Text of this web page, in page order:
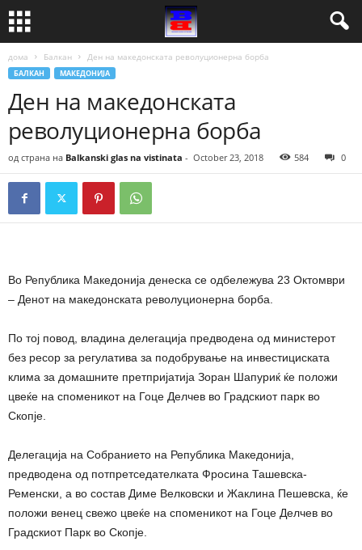
дома Балкан Ден на македонската револуционерна борба
БАЛКАН МАКЕДОНИЈА
Ден на македонската
револуционерна борба
од страна на Balkanski glas na vistinata - October 23, 2018 584 0
Во Република Македонија денеска се одбележува 23 Октомври
– Денот на македонската револуционерна борба.
По тој повод, владина делегација предводена од министерот
без ресор за регулатива за подобрување на инвестициската
клима за домашните претпријатија Зоран Шапуриќ ќе положи
цвеќе на споменикот на Гоце Делчев во Градскиот парк во
Скопје.
Делегација на Собранието на Република Македонија,
предводена од потпретседателката Фросина Ташевска-
Ременски, а во состав Диме Велковски и Жаклина Пешевска, ќе
положи венец свежо цвеќе на споменикот на Гоце Делчев во
Градскиот Парк во Скопје.